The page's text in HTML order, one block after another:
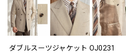
ダブルスーツジャケット OJ0231